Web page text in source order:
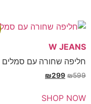
SALE
עם סמלים
₪